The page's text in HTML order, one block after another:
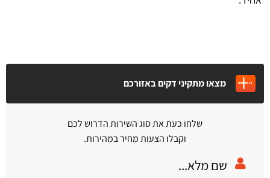
מצאו מתקיני דקים באזורכם
שלחו כעת את סוג השירות הדרוש לכם
וקבלו הצעות מחיר במהירות.